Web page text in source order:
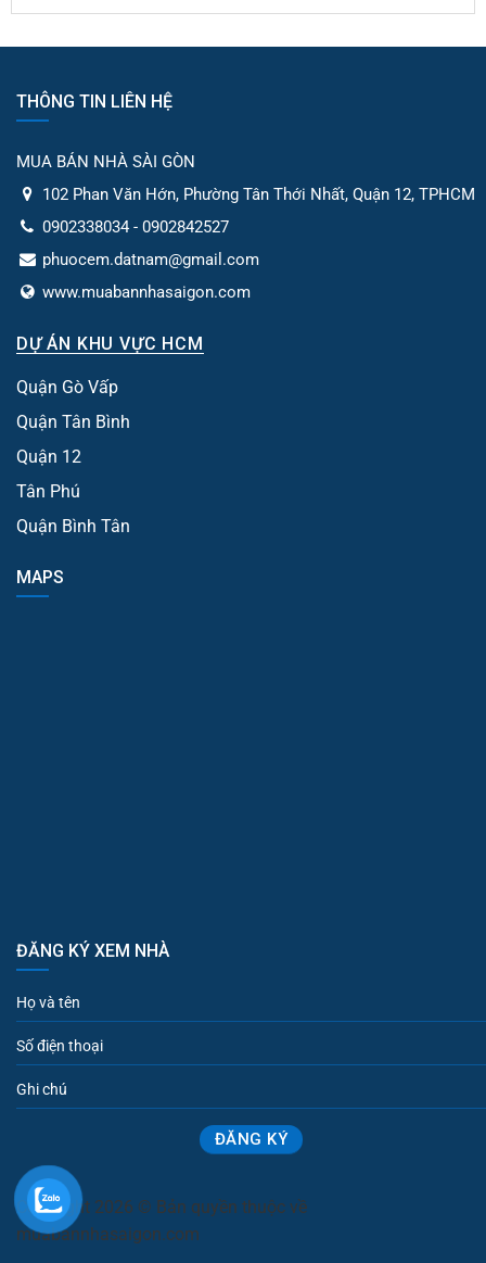
THÔNG TIN LIÊN HỆ
MUA BÁN NHÀ SÀI GÒN
102 Phan Văn Hớn, Phường Tân Thới Nhất, Quận 12, TPHCM
0902338034 - 0902842527
phuocem.datnam@gmail.com
www.muabannhasaigon.com
DỰ ÁN KHU VỰC HCM
Quận Gò Vấp
Quận Tân Bình
Quận 12
Tân Phú
Quận Bình Tân
MAPS
ĐĂNG KÝ XEM NHÀ
Copyright 2026 © Bản quyền thuộc về
muabannhasaigon.com